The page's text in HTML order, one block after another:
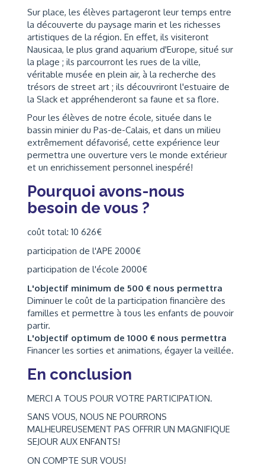
Sur place, les élèves partageront leur temps entre
la découverte du paysage marin et les richesses
artistiques de la région. En effet, ils visiteront
Nausicaa, le plus grand aquarium d'Europe, situé sur
la plage ; ils parcourront les rues de la ville,
véritable musée en plein air, à la recherche des
trésors de street art ; ils découvriront l'estuaire de
la Slack et appréhenderont sa faune et sa flore.
Pour les élèves de notre école, située dans le
bassin minier du Pas-de-Calais, et dans un milieu
extrêmement défavorisé, cette expérience leur
permettra une ouverture vers le monde extérieur
et un enrichissement personnel inespéré!
Pourquoi avons-nous
besoin de vous ?
coût total: 10 626€
participation de l'APE 2000€
participation de l'école 2000€
L'objectif minimum de 500 € nous permettra
Diminuer le coût de la participation financière des
familles et permettre à tous les enfants de pouvoir
partir.
L'objectif optimum de 1000 € nous permettra
Financer les sorties et animations, égayer la veillée.
En conclusion
MERCI A TOUS POUR VOTRE PARTICIPATION.
SANS VOUS, NOUS NE POURRONS
MALHEUREUSEMENT PAS OFFRIR UN MAGNIFIQUE
SEJOUR AUX ENFANTS!
ON COMPTE SUR VOUS!